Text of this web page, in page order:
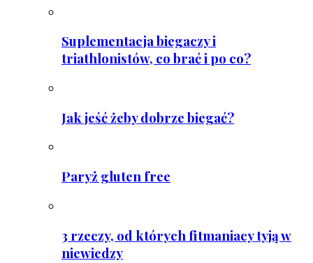
Suplementacja biegaczy i
triathlonistów, co brać i po co?
Jak jeść żeby dobrze biegać?
Paryż gluten free
3 rzeczy, od których fitmaniacy tyją w
niewiedzy